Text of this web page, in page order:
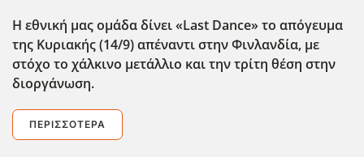
Η εθνική μας ομάδα δίνει «Last Dance» το απόγευμα
της Κυριακής (14/9) απέναντι στην Φινλανδία, με
στόχο το χάλκινο μετάλλιο και την τρίτη θέση στην
διοργάνωση.
ΠΕΡΙΣΣΌΤΕΡΑ